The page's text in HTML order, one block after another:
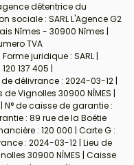
détentrice du
sociale : SARL L'Agence G2
Nîmes - 30900 Nîmes |
TVA
juridique : SARL |
137 405 |
délivrance : 2024-03-12 |
Vignolles 30900 NÎMES |
N° de caisse de garantie :
: 89 rue de la Boétie
: 120 000 | Carte G :
: 2024-03-12 | Lieu de
30900 NÎMES | Caisse